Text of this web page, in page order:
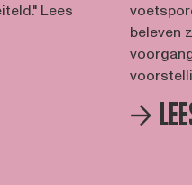
Lees
beleven